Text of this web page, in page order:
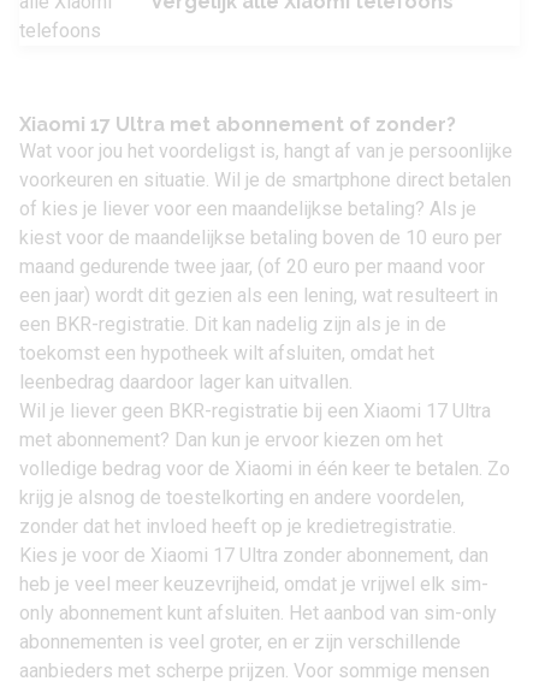
Xiaomi 17 Ultra met abonnement of zonder?
Wat voor jou het voordeligst is, hangt af van je persoonlijke
voorkeuren en situatie. Wil je de smartphone direct betalen
of kies je liever voor een maandelijkse betaling? Als je
kiest voor de maandelijkse betaling boven de 10 euro per
maand gedurende twee jaar, (of 20 euro per maand voor
een jaar) wordt dit gezien als een lening, wat resulteert in
een BKR-registratie. Dit kan nadelig zijn als je in de
toekomst een hypotheek wilt afsluiten, omdat het
leenbedrag daardoor lager kan uitvallen.
Wil je liever geen BKR-registratie bij een Xiaomi 17 Ultra
met abonnement? Dan kun je ervoor kiezen om het
volledige bedrag voor de Xiaomi in één keer te betalen. Zo
krijg je alsnog de toestelkorting en andere voordelen,
zonder dat het invloed heeft op je kredietregistratie.
Kies je voor de Xiaomi 17 Ultra zonder abonnement, dan
heb je veel meer keuzevrijheid, omdat je vrijwel elk sim-
only abonnement kunt afsluiten. Het aanbod van sim-only
abonnementen is veel groter, en er zijn verschillende
aanbieders met scherpe prijzen. Voor sommige mensen